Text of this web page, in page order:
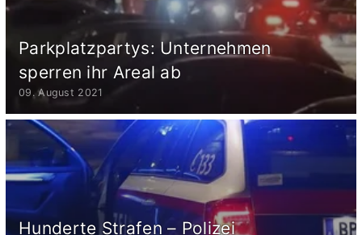
Parkplatzpartys: Unternehmen
sperren ihr Areal ab
09. August 2021
Hunderte Strafen – Polizei